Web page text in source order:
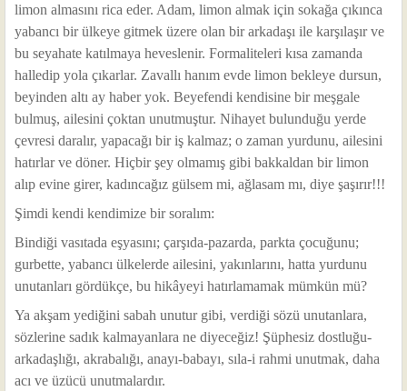
limon almasını rica eder. Adam, limon almak için sokağa çıkınca
yabancı bir ülkeye gitmek üzere olan bir arkadaşı ile karşılaşır ve
bu seyahate katılmaya heveslenir. Formaliteleri kısa zamanda
halledip yola çıkarlar. Zavallı hanım evde limon bekleye dursun,
beyinden altı ay haber yok. Beyefendi kendisine bir meşgale
bulmuş, ailesini çoktan unutmuştur. Nihayet bulunduğu yerde
çevresi daralır, yapacağı bir iş kalmaz; o zaman yurdunu, ailesini
hatırlar ve döner. Hiçbir şey olmamış gibi bakkaldan bir limon
alıp evine girer, kadıncağız gülsem mi, ağlasam mı, diye şaşırır!!!
Şimdi kendi kendimize bir soralım:
Bindiği vasıtada eşyasını; çarşıda-pazarda, parkta çocuğunu;
gurbette, yabancı ülkelerde ailesini, yakınlarını, hatta yurdunu
unutanları gördükçe, bu hikâyeyi hatırlamamak mümkün mü?
Ya akşam yediğini sabah unutur gibi, verdiği sözü unutanlara,
sözlerine sadık kalmayanlara ne diyeceğiz! Şüphesiz dostluğu-
arkadaşlığı, akrabalığı, anayı-babayı, sıla-i rahmi unutmak, daha
acı ve üzücü unutmalardır.